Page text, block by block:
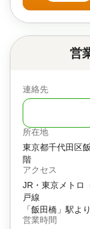
営
連絡先
所在地
東京都千代田区
階
アクセス
JR・東京メトロ
戸線
「飯田橋」駅
営業時間